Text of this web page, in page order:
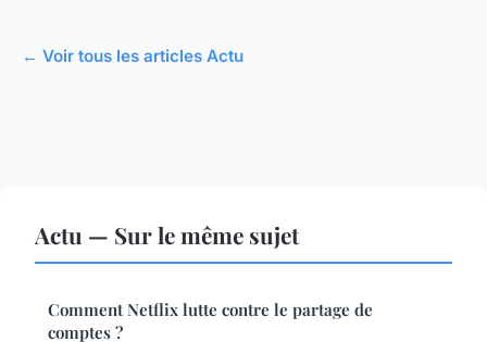
← Voir tous les articles Actu
Actu — Sur le même sujet
Comment Netflix lutte contre le partage de
comptes ?